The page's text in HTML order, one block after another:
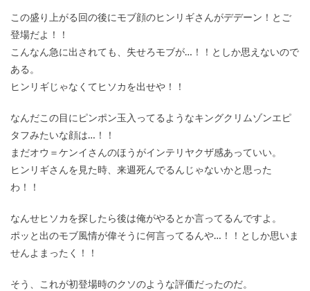
この盛り上がる回の後にモブ顔のヒンリギさんがデデーン！とご
登場だよ！！
こんなん急に出されても、失せろモブが…！！としか思えないので
ある。
ヒンリギじゃなくてヒソカを出せや！！
なんだこの目にピンポン玉入ってるようなキングクリムゾンエピ
タフみたいな顔は…！！
まだオウ＝ケンイさんのほうがインテリヤクザ感あっていい。
ヒンリギさんを見た時、来週死んでるんじゃないかと思った
わ！！
なんせヒソカを探したら後は俺がやるとか言ってるんですよ。
ポッと出のモブ風情が偉そうに何言ってるんや…！！としか思いま
せんよまったく！！
そう、これが初登場時のクソのような評価だったのだ。